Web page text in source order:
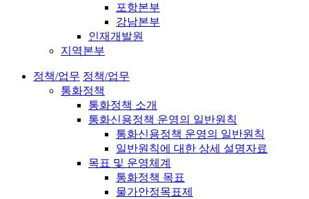
포항본부
강남본부
인재개발원
지역본부
정책/업무 정책/업무
통화정책
통화정책 소개
통화신용정책 운영의 일반원칙
통화신용정책 운영의 일반원칙
일반원칙에 대한 상세 설명자료
목표 및 운영체계
통화정책 목표
물가안정목표제